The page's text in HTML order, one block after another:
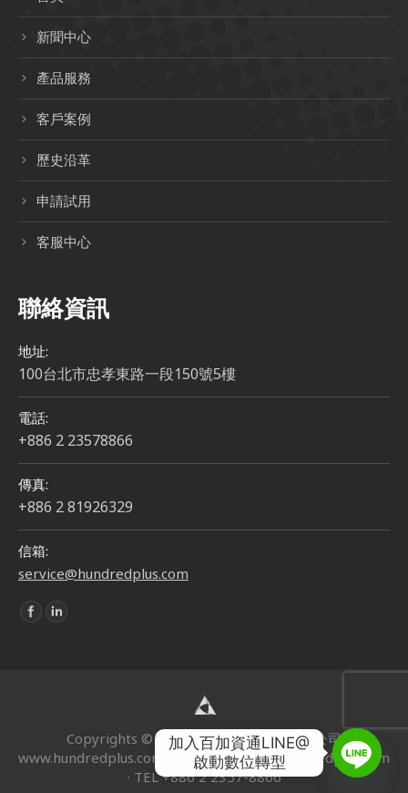
新聞中心
產品服務
客戶案例
歷史沿革
申請試用
客服中心
聯絡資訊
地址:
100台北市忠孝東路一段150號5樓
電話:
+886 2 23578866
傳真:
+886 2 81926329
信箱:
service@hundredplus.com
Find us on:
Copyrights © 2024 | 百加資通股份有限公司
www.hundredplus.com · EMAILservice@hundredplus.com
· TEL +886 2 2357-8866
加入百加資通LINE@
啟動數位轉型